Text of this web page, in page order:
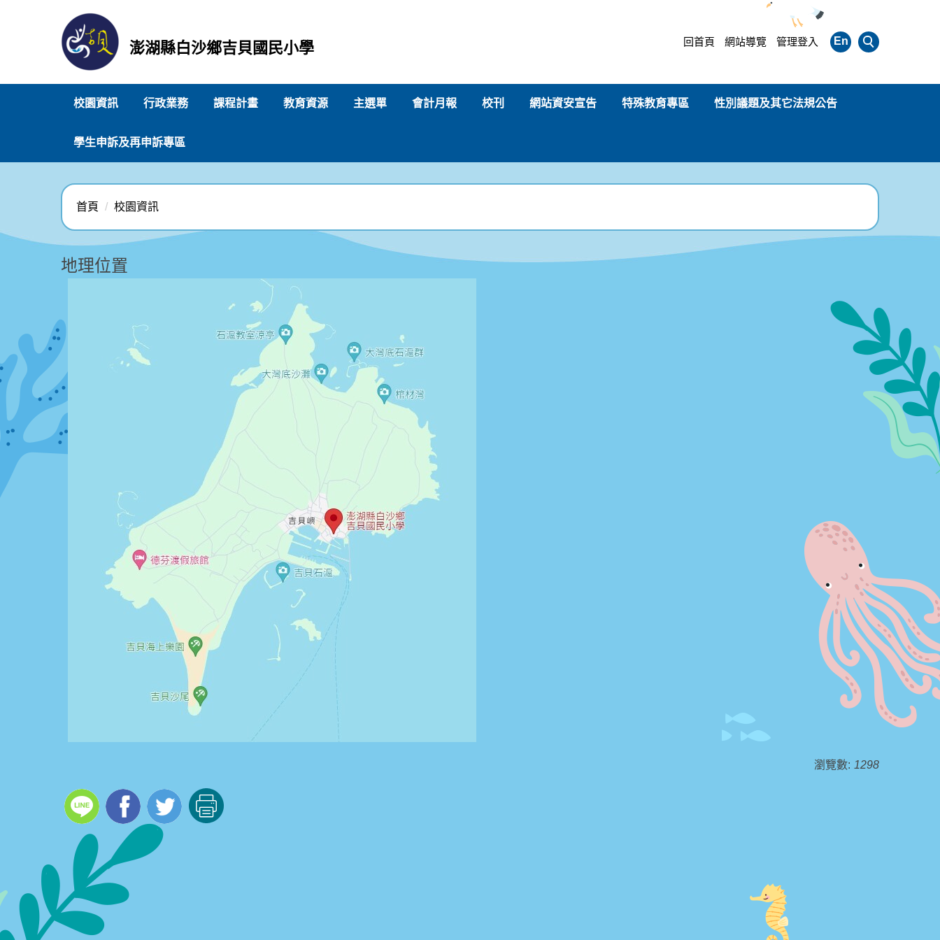
澎湖縣白沙鄉吉貝國民小學 En
回首頁 網站導覽 管理登入
校園資訊 行政業務 課程計畫 教育資源 主選單 會計月報 校刊 網站資安宣告 特殊教育專區 性別議題及其它法規公告
學生申訴及再申訴專區
首頁 校園資訊
地理位置
瀏覽數: 1298